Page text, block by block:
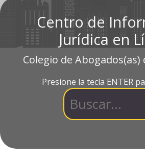
Centro de
Jurídica en
Colegio de Abogados(as)
Presione la tecla ENTER